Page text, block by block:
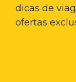
dicas de
ofertas